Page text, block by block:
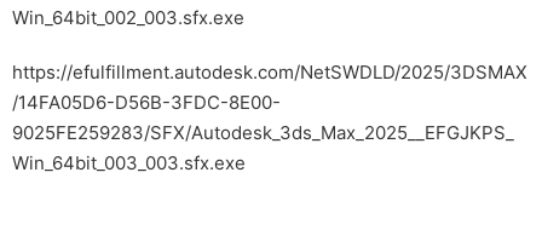
Win_64bit_002_003.sfx.exe
https://efulfillment.autodesk.com/NetSWDLD/2025/3DSMAX
/14FA05D6-D56B-3FDC-8E00-
9025FE259283/SFX/Autodesk_3ds_Max_2025__EFGJKPS_
Win_64bit_003_003.sfx.exe